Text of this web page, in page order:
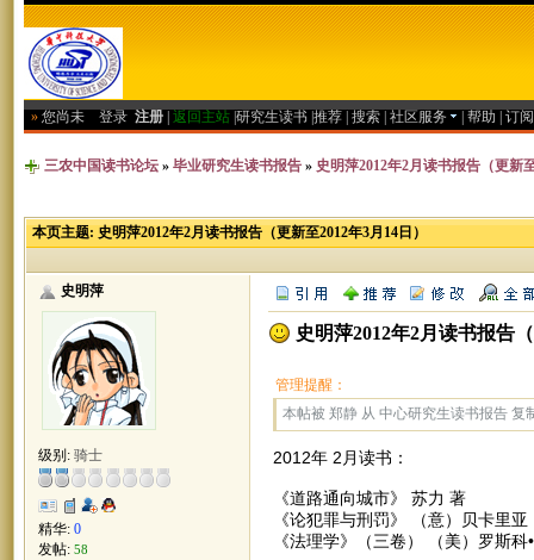
» 您尚未 登录 注册 返回主站 研究生读书 推荐 搜索 社区服务 帮助 订
三农中国读书论坛 » 毕业研究生读书报告 » 史明萍2012年2月读书报告（更新
本页主题: 史明萍2012年2月读书报告（更新至2012年3月14日）
史明萍
级别: 骑士
精华: 0
发帖: 58
史明萍2012年2月读书报告
管理提醒：
本帖被 郑静 从 中心研究生读书报告 复
2012年 2月读书：
《道路通向城市》 苏力 著
《论犯罪与刑罚》 （意）贝卡里亚
《法理学》（三卷） （美）罗斯科